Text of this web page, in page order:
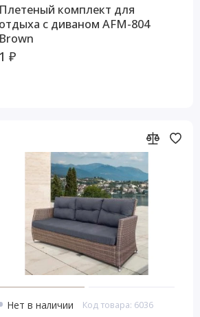
Плетеный комплект для
отдыха с диваном AFM-804
Brown
1 ₽
Нет в наличии Код товара: 6036